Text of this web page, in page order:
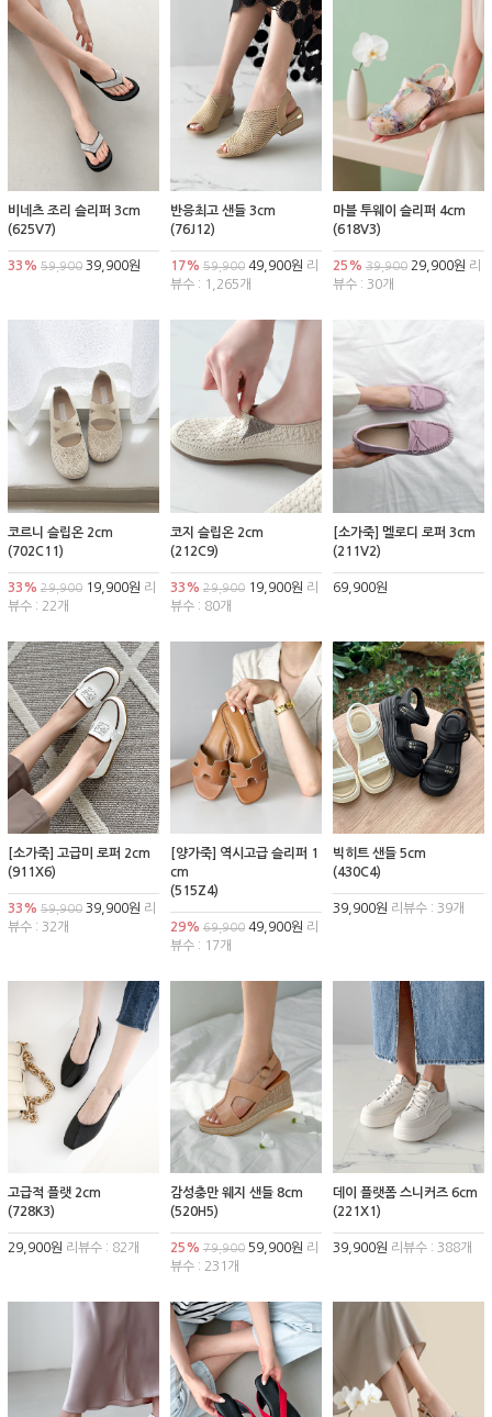
비네츠 조리 슬리퍼 3cm
(625V7)
33% 59,900 39,900원
반응최고 샌들 3cm
(76J12)
17% 59,90049,900원 리
뷰수 : 1,265개
마블 투웨이 슬리퍼 4cm
(618V3)
25% 39,90029,900원 리
뷰수 : 30개
코르니 슬립온 2cm
(702C11)
33% 29,900 19,900원 리
뷰수 : 22개
코지 슬립온 2cm
(212C9)
33% 29,90019,900원 리
뷰수 : 80개
[소가죽] 멜로디 로퍼 3cm
(211V2)
69,900원
[소가죽] 고급미 로퍼 2cm
(911X6)
33% 59,900 39,900원 리
뷰수 : 32개
[양가죽] 역시고급 슬리퍼 1
cm
(515Z4)
29% 69,90049,900원 리
뷰수 : 17개
빅히트 샌들 5cm
(430C4)
39,900원 리뷰수 : 39개
고급적 플랫 2cm
(728K3)
29,900원 리뷰수 : 82개
감성충만 웨지 샌들 8cm
(520H5)
25% 79,90059,900원 리
뷰수 : 231개
데이 플랫폼 스니커즈 6cm
(221X1)
39,900원 리뷰수 : 388개